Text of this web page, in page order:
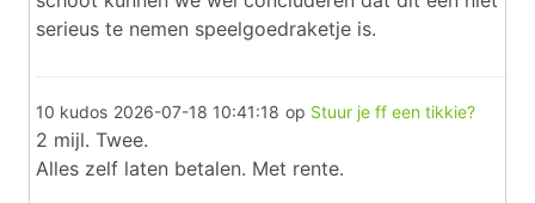
serieus te nemen speelgoedraketje is.
10 kudos 2026-07-18 10:41:18 op Stuur je ff een tikkie?
2 mijl. Twee.
Alles zelf laten betalen. Met rente.